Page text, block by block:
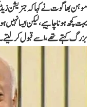
موہن بھاگوت نے کہاکہ جنریشن
بہت کچھ ہونا چاہیے، لیکن ایسا
بزرگ کہتے تھے، اسے قبول کر